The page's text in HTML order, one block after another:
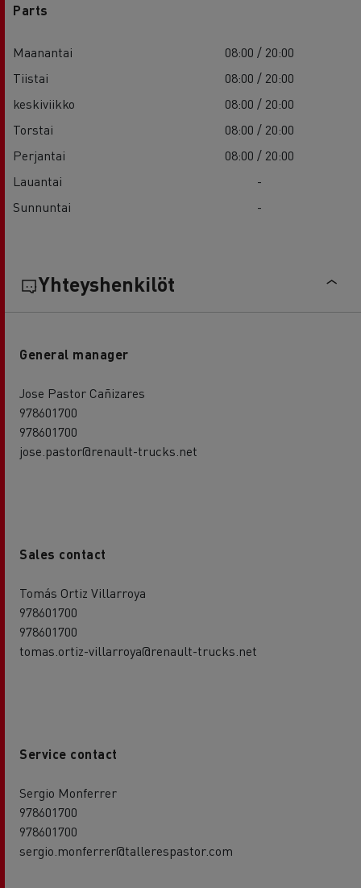
Parts
Maanantai
08:00 / 20:00
Tiistai
08:00 / 20:00
keskiviikko
08:00 / 20:00
Torstai
08:00 / 20:00
Perjantai
08:00 / 20:00
Lauantai
-
Sunnuntai
-
Yhteyshenkilöt
General manager
Jose Pastor Cañizares
978601700
978601700
jose.pastor@renault-trucks.net
Sales contact
Tomás Ortiz Villarroya
978601700
978601700
tomas.ortiz-villarroya@renault-trucks.net
Service contact
Sergio Monferrer
978601700
978601700
sergio.monferrer@tallerespastor.com